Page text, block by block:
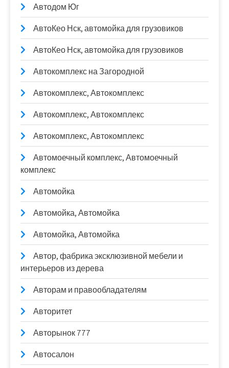
Автодом Юг
АвтоКео Нск, автомойка для грузовиков
АвтоКео Нск, автомойка для грузовиков
Автокомплекс на Загородной
Автокомплекс, Автокомплекс
Автокомплекс, Автокомплекс
Автокомплекс, Автокомплекс
Автомоечный комплекс, Автомоечный
комплекс
Автомойка
Автомойка, Автомойка
Автомойка, Автомойка
Автор, фабрика эксклюзивной мебели и
интерьеров из дерева
Авторам и правообладателям
Авторитет
Авторынок 777
Автосалон